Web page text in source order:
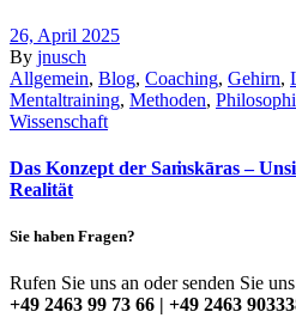
26, April 2025
By jnusch
Allgemein, Blog, Coaching, Gehirn,
Mentaltraining, Methoden,
Wissenschaft
Das Konzept der Saṁskāras –
Realität
Sie haben Fragen?
Rufen Sie uns an oder senden Sie
+49 2463 99 73 66 | +49 2463